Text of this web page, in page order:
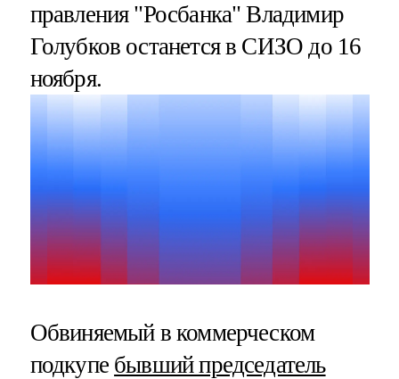
правления "Росбанка" Владимир
Голубков останется в СИЗО до 16
ноября.
Обвиняемый в коммерческом
подкупе бывший председатель